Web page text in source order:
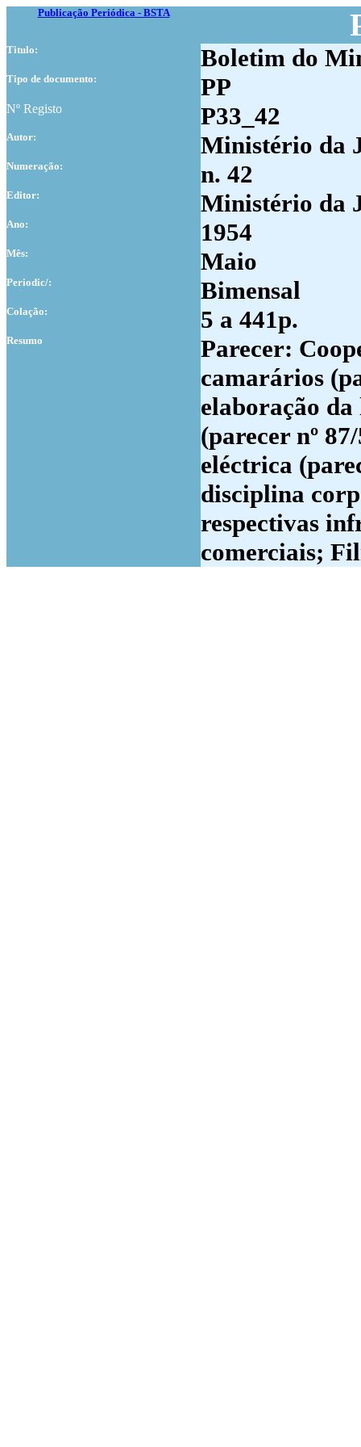
Publicação Periódica - BSTA
Titulo: Boletim do
Tipo de documento: PP
Nº Registo P33_42
Autor: Ministério da
Numeração: n. 42
Editor: Ministério da
Ano: 1954
Mês: Maio
Periodic/: Bimensal
Colação: 5 a 441p.
Resumo
Parecer:
camarários
elaboração
(parecer nº
eléctrica
disciplina
respectivas
comerciais;